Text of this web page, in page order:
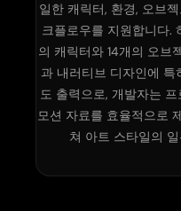
일한 캐릭터, 환경, 오브
크플로우를 지원합니다.
의 캐릭터와 14개의 오브
과 내러티브 디자인에 특
도 출력으로, 개발자는
모션 자료를 효율적으로
쳐 아트 스타일의